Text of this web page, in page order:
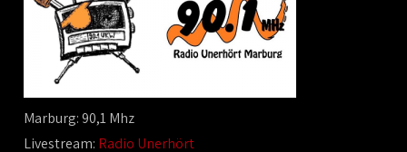
Marburg: 90,1 Mhz
Livestream: Radio Unerhört